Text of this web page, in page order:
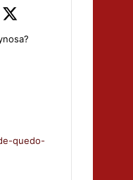
quedo-